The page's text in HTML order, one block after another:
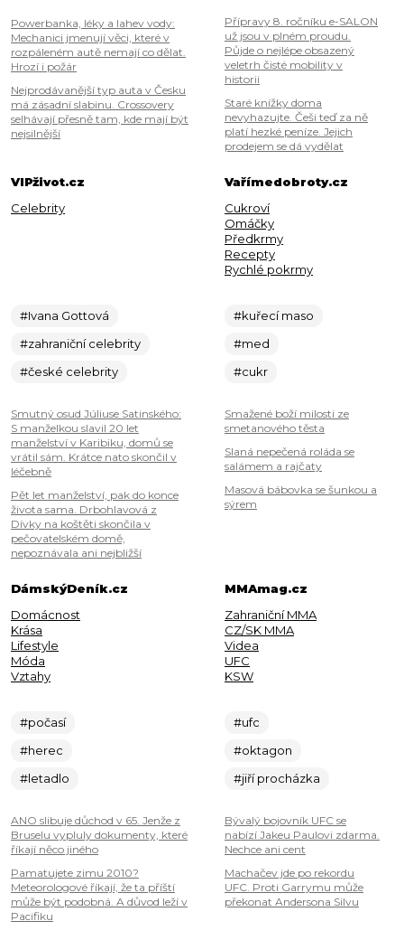
Powerbanka, léky a lahev vody:
Mechanici jmenují věci, které v
rozpáleném autě nemají co dělat.
Hrozí i požár
Nejprodávanější typ auta v Česku
má zásadní slabinu. Crossovery
selhávají přesně tam, kde mají být
nejsilnější
Přípravy 8. ročníku e-SALON
už jsou v plném proudu.
Půjde o nejlépe obsazený
veletrh čisté mobility v
historii
Staré knížky doma
nevyhazujte. Češi teď za ně
platí hezké peníze. Jejich
prodejem se dá vydělat
VIPživot.cz
Celebrity
#Ivana Gottová
#zahraniční celebrity
#české celebrity
Smutný osud Júliuse Satinského:
S manželkou slavil 20 let
manželství v Karibiku, domů se
vrátil sám. Krátce nato skončil v
léčebně
Pět let manželství, pak do konce
života sama. Drbohlavová z
Dívky na koštěti skončila v
pečovatelském domě,
nepoznávala ani nejbližší
Vařímedobroty.cz
Cukroví
Omáčky
Předkrmy
Recepty
Rychlé pokrmy
#kuřecí maso
#med
#cukr
Smažené boží milosti ze
smetanového těsta
Slaná nepečená roláda se
salámem a rajčaty
Masová bábovka se šunkou a
sýrem
DámskýDeník.cz
Domácnost
Krása
Lifestyle
Móda
Vztahy
#počasí
#herec
#letadlo
ANO slibuje důchod v 65. Jenže z
Bruselu vypluly dokumenty, které
říkají něco jiného
Pamatujete zimu 2010?
Meteorologové říkají, že ta příští
může být podobná. A důvod leží v
Pacifiku
MMAmag.cz
Zahraniční MMA
CZ/SK MMA
Videa
UFC
KSW
#ufc
#oktagon
#jiří procházka
Bývalý bojovník UFC se
nabízí Jakeu Paulovi zdarma.
Nechce ani cent
Machačev jde po rekordu
UFC. Proti Garrymu může
překonat Andersona Silvu